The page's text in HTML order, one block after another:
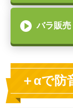
バラ販売
＋αで防